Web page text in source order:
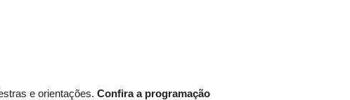
e orientações. Confira a programação